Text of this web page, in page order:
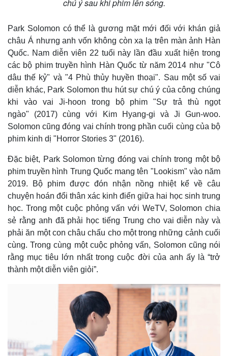
Kinh tế
Bất động sản
Khởi nghiệp
Thị trường
Giá vàng
Tiêu dùng
Tỷ giá
Chứng khoán
Giá cà phê
chú ý sau khi phim lên sóng.
Park Solomon có thể là gương mặt mới đối với khán giả
châu Á nhưng anh vốn không còn xa lạ trên màn ảnh Hàn
Quốc. Nam diễn viên 22 tuổi này lần đầu xuất hiện trong
các bộ phim truyền hình Hàn Quốc từ năm 2014 như "Cô
dâu thế kỷ" và "4 Phù thủy huyền thoại". Sau một số vai
diễn khác, Park Solomon thu hút sự chú ý của công chúng
khi vào vai Ji-hoon trong bộ phim "Sự trả thù ngọt
ngào" (2017) cùng với Kim Hyang-gi và Ji Gun-woo.
Solomon cũng đóng vai chính trong phần cuối cùng của bộ
phim kinh dị "Horror Stories 3" (2016).
Đặc biệt, Park Solomon từng đóng vai chính trong một bộ
phim truyền hình Trung Quốc mang tên "Lookism" vào năm
2019. Bộ phim được đón nhận nồng nhiệt kể về câu
chuyện hoán đổi thân xác kinh điển giữa hai học sinh trung
học. Trong một cuộc phỏng vấn với WeTV, Solomon chia
sẻ rằng anh đã phải học tiếng Trung cho vai diễn này và
phải ăn một con châu chấu cho một trong những cảnh cuối
cùng. Trong cùng một cuộc phỏng vấn, Solomon cũng nói
rằng mục tiêu lớn nhất trong cuộc đời của anh ấy là “trở
thành một diễn viên giỏi”.